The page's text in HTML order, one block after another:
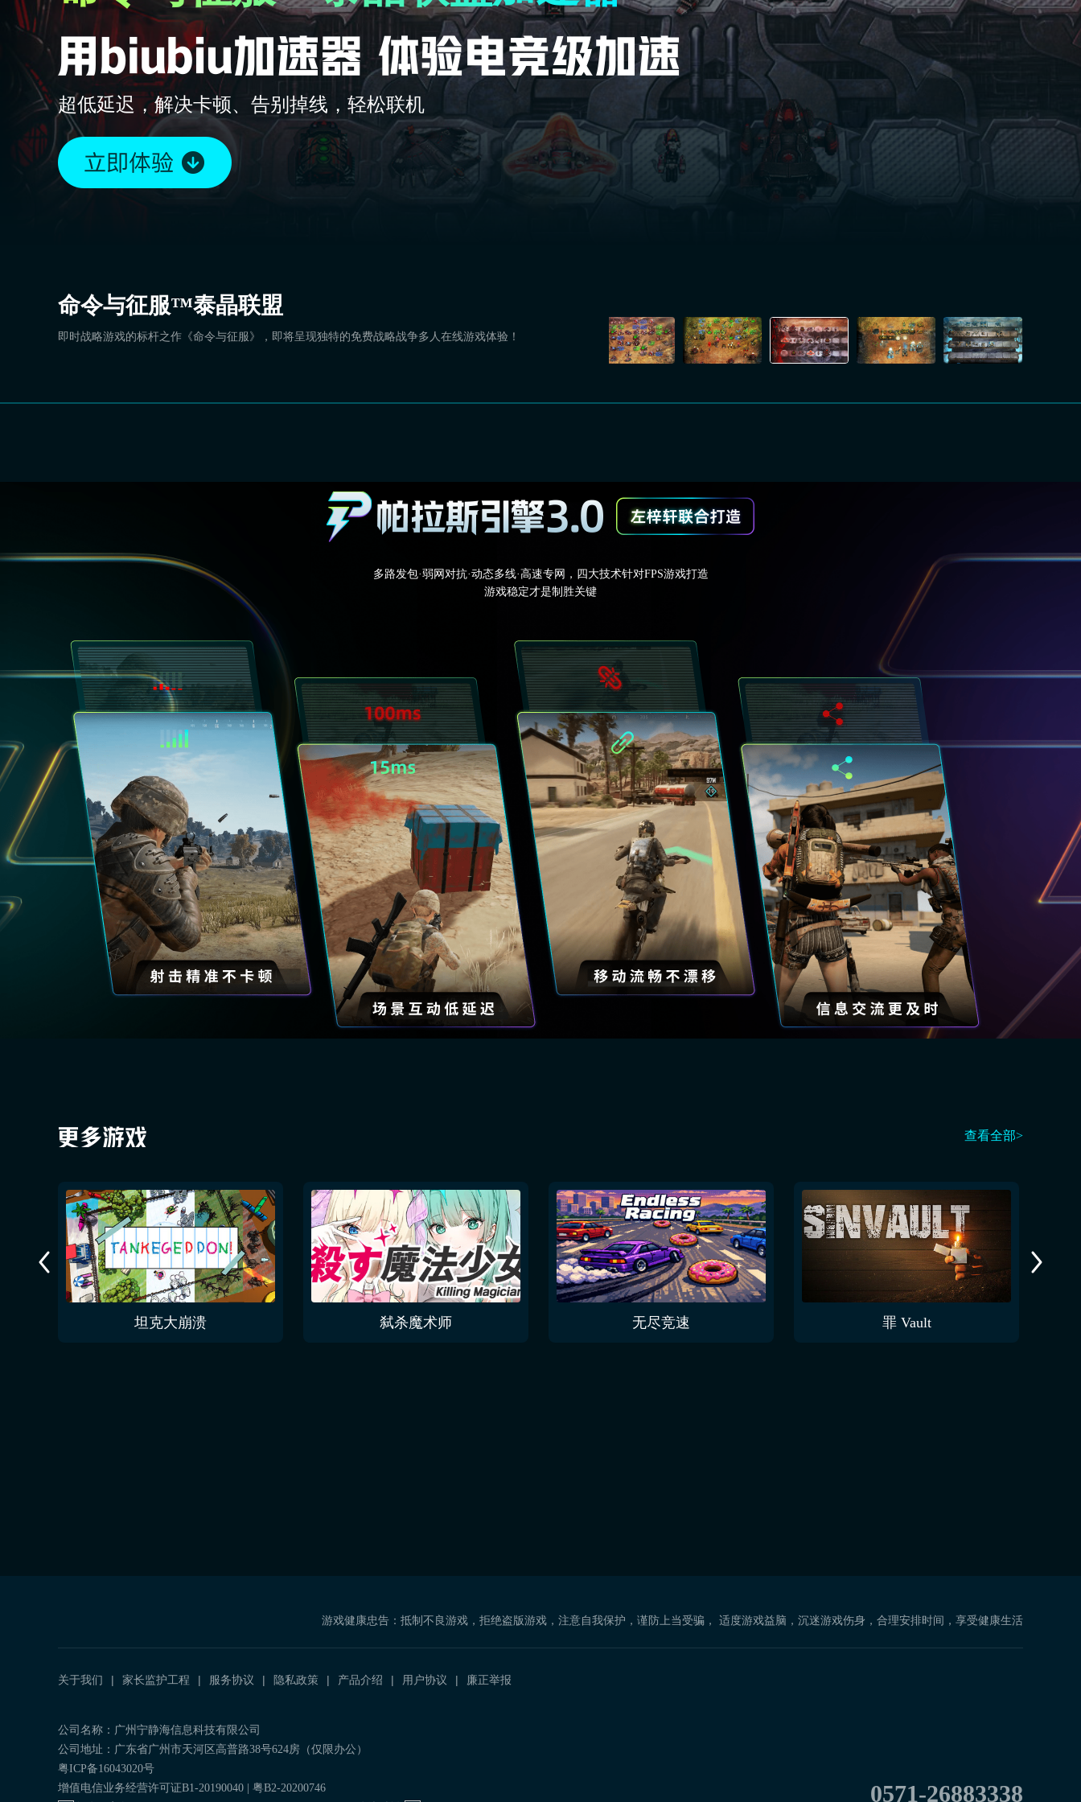
超低延迟，解决卡顿、告别掉线，轻松联机
命令与征服™泰晶联盟
即时战略游戏的标杆之作《命令与征服》，即将呈现独特的免费战略战争多人在线游戏体验！
多路发包·弱网对抗·动态多线·高速专网，四大技术针对FPS游戏打造
游戏稳定才是制胜关键
查看全部>
坦克大崩溃 弑杀魔术师 无尽竞速 罪 Vault
游戏健康忠告：抵制不良游戏，拒绝盗版游戏，注意自我保护，谨防上当受骗， 适度游戏益脑，沉迷游戏伤身，合理安排时间，享受健康生活
关于我们 家长监护工程 服务协议 隐私政策 产品介绍 用户协议 廉正举报
公司名称：广州宁静海信息科技有限公司
公司地址：广东省广州市天河区高普路38号624房（仅限办公）
粤ICP备16043020号
增值电信业务经营许可证B1-20190040 | 粤B2-20200746
0571-26883338